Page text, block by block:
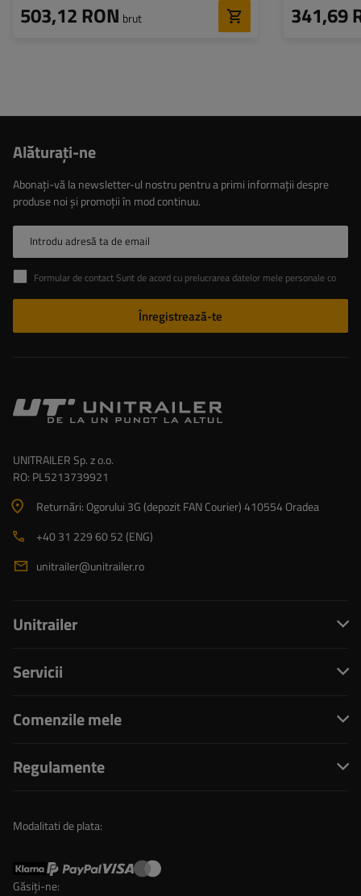
503,12 RON brut 341,69
Alăturaţi-ne
Abonați-vă la newsletter-ul nostru pentru a primi informații despre
produse noi și promoții în mod continuu.
Introdu adresă ta de email
Formular de contact Sunt de acord cu prelucrarea datelor mele personale conținute în formularul de contact în conformitate cu Regulamentul Parlamentului European și al Consiliului (UE)
Înregistrează-te
UNITRAILER Sp. z o.o.
RO: PL5213739921
Returnări: Ogorului 3G (depozit FAN Courier) 410554 Oradea
+40 31 229 60 52 (ENG)
unitrailer@unitrailer.ro
Unitrailer
Servicii
Comenzile mele
Regulamente
Modalitati de plata:
Găsiți-ne: